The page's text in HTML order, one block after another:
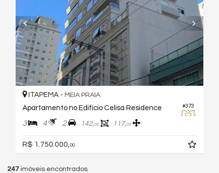
#373
ITAPEMA - MEIA PRAIA
Apartamento no Edifício Celisa Residence
3 4 2 142,00 117,00
R$ 1.750.000, 00
247 imóveis encontrados